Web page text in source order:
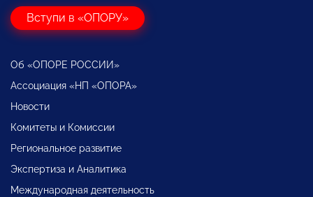
Вступи в «ОПОРУ»
Об «ОПОРЕ РОССИИ»
Ассоциация «НП «ОПОРА»
Новости
Комитеты и Комиссии
Региональное развитие
Экспертиза и Аналитика
Международная деятельность